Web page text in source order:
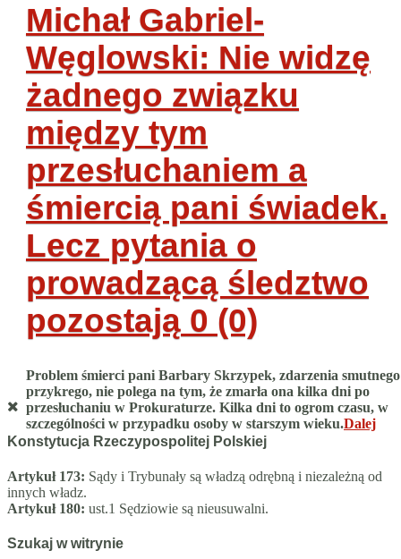
Michał Gabriel-
Węglowski: Nie widzę
żadnego związku
między tym
przesłuchaniem a
śmiercią pani świadek.
Lecz pytania o
prowadzącą śledztwo
pozostają 0 (0)
Problem śmierci pani Barbary Skrzypek, zdarzenia
przykrego, nie polega na tym, że zmarła ona kilka dni po
przesłuchaniu w Prokuraturze. Kilka dni to ogrom czasu, w
szczególności w przypadku osoby w starszym wieku.Dalej
Konstytucja Rzeczypospolitej Polskiej
Artykuł 173: Sądy i Trybunały są władzą odrębną i niezależną od
innych władz.
Artykuł 180: ust.1 Sędziowie są nieusuwalni.
Szukaj w witrynie